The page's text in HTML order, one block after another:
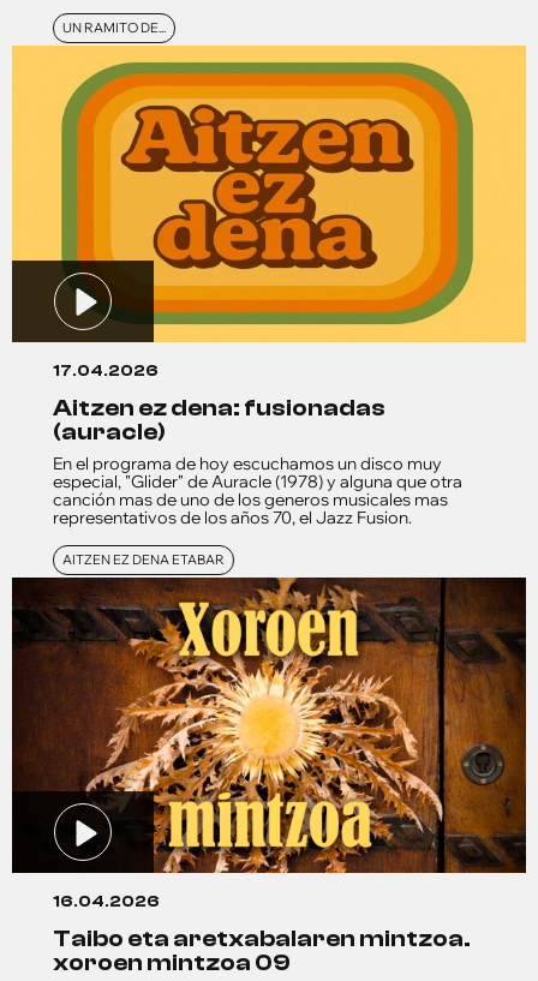
UN RAMITO DE...
17.04.2026
aitzen ez dena: fusionadas
(auracle)
En el programa de hoy escuchamos un disco muy
especial, "Glider" de Auracle (1978) y alguna que otra
canción mas de uno de los generos musicales mas
representativos de los años 70, el Jazz Fusion.
AITZEN EZ DENA ETABAR
16.04.2026
taibo eta aretxabalaren mintzoa.
xoroen mintzoa 09